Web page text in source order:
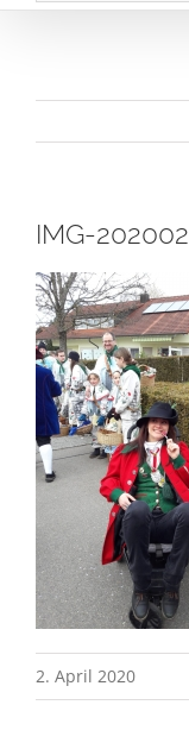
IMG-
2. April 2020